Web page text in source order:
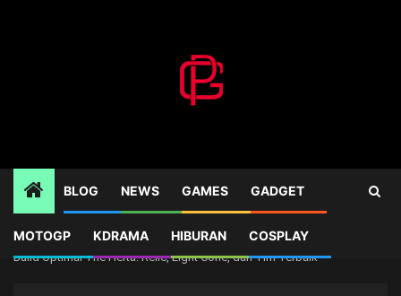
BLOG NEWS GAMES GADGET
MOTOGP KDRAMA HIBURAN COSPLAY
Home
Games
Build Optimal The Herta: Relic, Light Cone, dan Tim Terbaik